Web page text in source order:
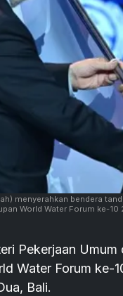
menyerahkan bendera
World Water Forum ke-
Pekerjaan Umum
Water Forum
Bali.